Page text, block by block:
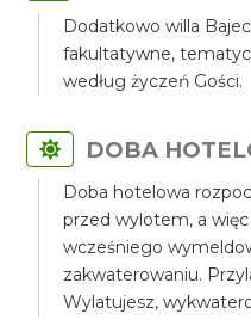
Dodatkowo willa
fakultatywne,
według życzeń Gości.
DOBA
Doba hotelowa
przed wylotem, a
wcześniego
zakwaterowaniu.
Wylatujesz,